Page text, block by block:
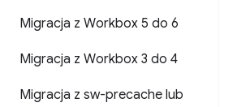
Migracja z Workbox 5 do 6
Migracja z Workbox 3 do 4
Migracja z sw-precache lub